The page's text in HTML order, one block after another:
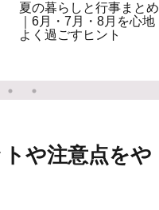
夏の暮らしと行事まとめ
｜6月・7月・8月を心地
よく過ごすヒント
や注意点をや